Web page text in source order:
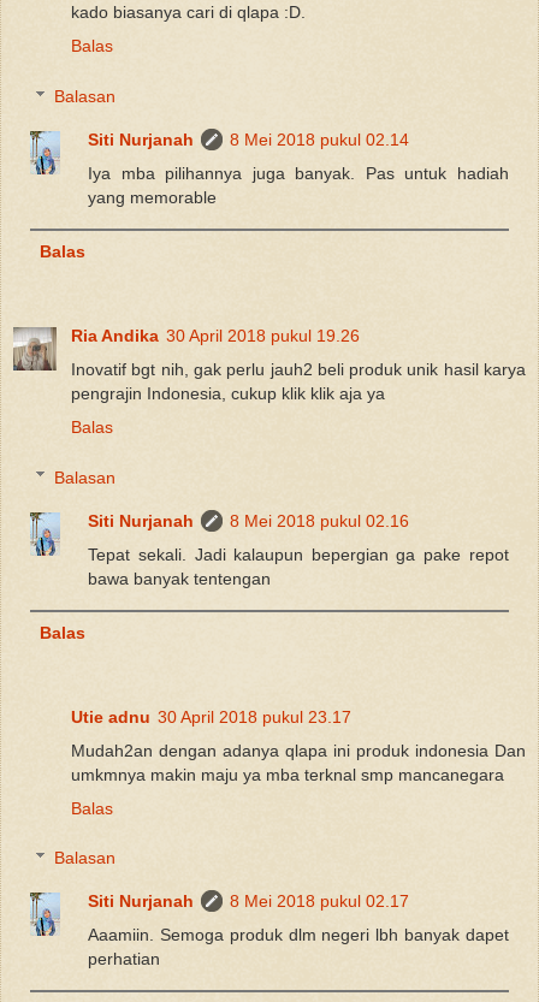
kado biasanya cari di qlapa :D.
Balas
Balasan
Siti Nurjanah
8 Mei 2018 pukul 02.14
Iya mba pilihannya juga banyak. Pas untuk hadiah
yang memorable
Balas
Ria Andika 30 April 2018 pukul 19.26
Inovatif bgt nih, gak perlu jauh2 beli produk unik hasil karya
pengrajin Indonesia, cukup klik klik aja ya
Balas
Balasan
Siti Nurjanah
8 Mei 2018 pukul 02.16
Tepat sekali. Jadi kalaupun bepergian ga pake repot
bawa banyak tentengan
Balas
Utie adnu 30 April 2018 pukul 23.17
Mudah2an dengan adanya qlapa ini produk indonesia Dan
umkmnya makin maju ya mba terknal smp mancanegara
Balas
Balasan
Siti Nurjanah
8 Mei 2018 pukul 02.17
Aaamiin. Semoga produk dlm negeri lbh banyak dapet
perhatian